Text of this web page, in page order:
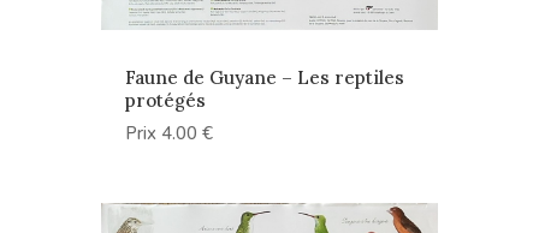
Faune de Guyane – Les reptiles
protégés
Prix 4.00 €